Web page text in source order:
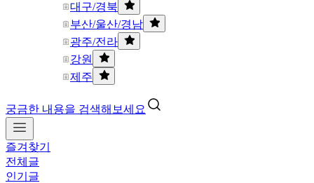
대구/경북
부산/울산/경남
광주/전라
강원
제주
궁금한 내용을 검색해보세요
즐겨찾기
전체글
인기글